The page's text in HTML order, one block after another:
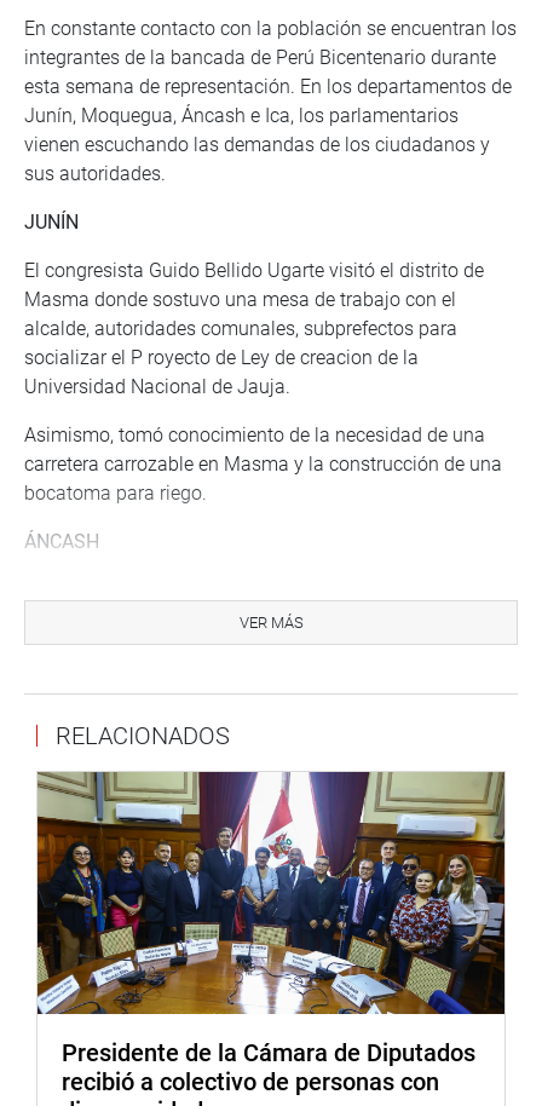
En constante contacto con la población se encuentran los
integrantes de la bancada de Perú Bicentenario durante
esta semana de representación. En los departamentos de
Junín, Moquegua, Áncash e Ica, los parlamentarios
vienen escuchando las demandas de los ciudadanos y
sus autoridades.
JUNÍN
El congresista Guido Bellido Ugarte visitó el distrito de
Masma donde sostuvo una mesa de trabajo con el
alcalde, autoridades comunales, subprefectos para
socializar el P royecto de Ley de creacion de la
Universidad Nacional de Jauja.
Asimismo, tomó conocimiento de la necesidad de una
carretera carrozable en Masma y la construcción de una
bocatoma para riego.
ÁNCASH
fiscalizó la institución educativa 88217 del Alto Perú en la
provincia del Santa donde constató cuatro aulas que han
VER MÁS
RELACIONADOS
Presidente de la Cámara de Diputados
recibió a colectivo de personas con